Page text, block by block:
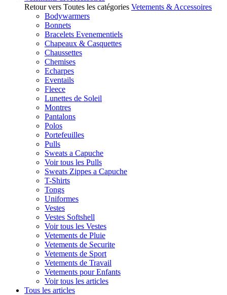
Retour vers Toutes les catégories Vetements & Accessoires
Bodywarmers
Bonnets
Bracelets Evenementiels
Chapeaux & Casquettes
Chaussettes
Chemises
Echarpes
Eventails
Fleece
Lunettes de Soleil
Montres
Pantalons
Polos
Portefeuilles
Pulls
Sweats a Capuche
Voir tous les Pulls
Sweats Zippes a Capuche
T-Shirts
Tongs
Uniformes
Vestes
Vestes Softshell
Voir tous les Vestes
Vetements de Pluie
Vetements de Securite
Vetements de Sport
Vetements de Travail
Vetements pour Enfants
Voir tous les articles
Tous les articles